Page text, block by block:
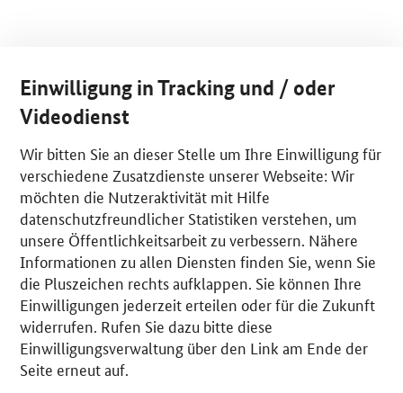
Einwilligung in Tracking und / oder
Videodienst
Wir bitten Sie an dieser Stelle um Ihre Einwilligung für
verschiedene Zusatzdienste unserer Webseite: Wir
möchten die Nutzeraktivität mit Hilfe
datenschutzfreundlicher Statistiken verstehen, um
unsere Öffentlichkeitsarbeit zu verbessern. Nähere
Informationen zu allen Diensten finden Sie, wenn Sie
die Pluszeichen rechts aufklappen. Sie können Ihre
Einwilligungen jederzeit erteilen oder für die Zukunft
widerrufen. Rufen Sie dazu bitte diese
Einwilligungsverwaltung über den Link am Ende der
Seite erneut auf.